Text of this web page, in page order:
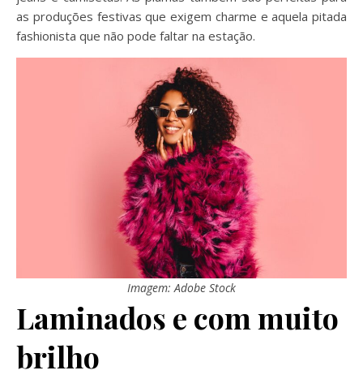
as produções festivas que exigem charme e aquela pitada
fashionista que não pode faltar na estação.
Imagem: Adobe Stock
Laminados e com muito
brilho